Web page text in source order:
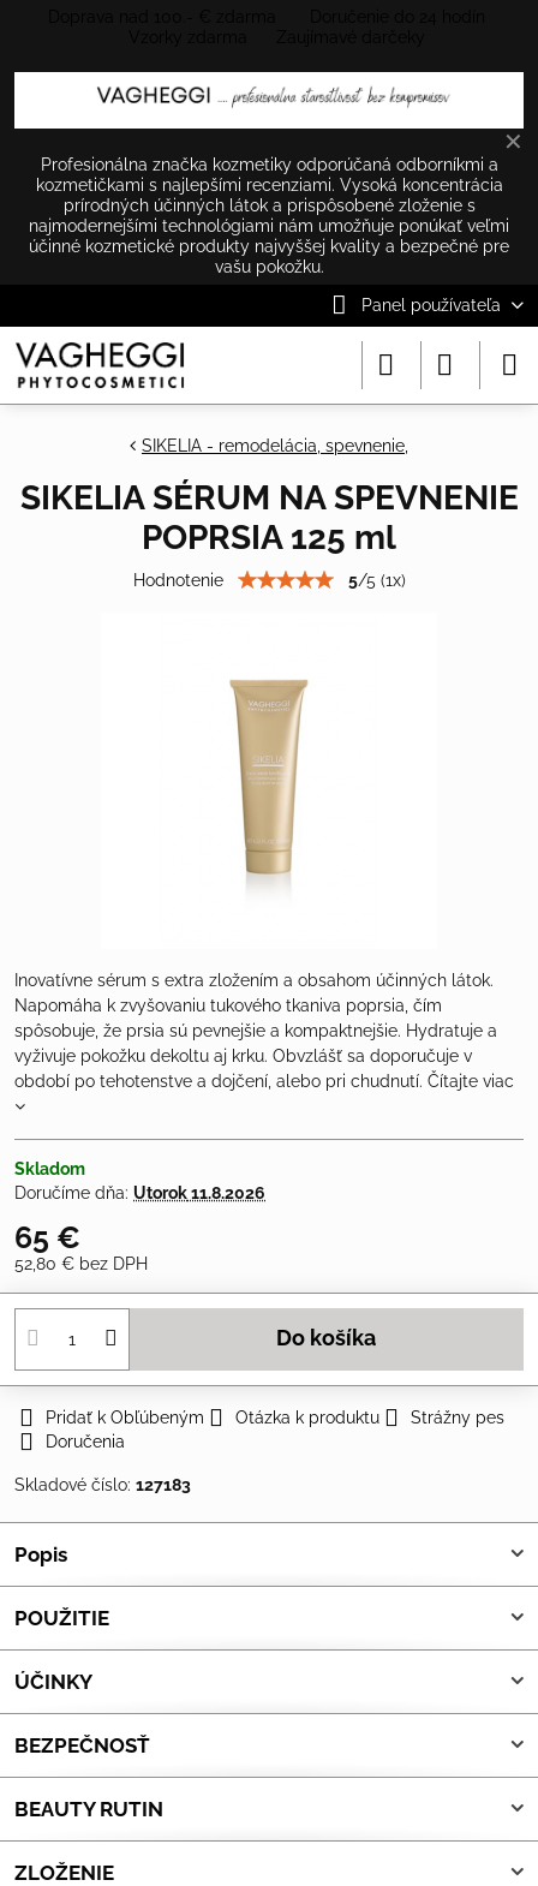
✕
Profesionálna značka kozmetiky odporúčaná odborníkmi a
kozmetičkami s najlepšími recenziami. Vysoká koncentrácia
prírodných účinných látok a prispôsobené zloženie s
najmodernejšími technológiami nám umožňuje ponúkať veľmi
účinné kozmetické produkty najvyššej kvality a bezpečné pre
vašu pokožku.
Panel používateľa
SIKELIA - remodelácia, spevnenie,
SIKELIA SÉRUM NA SPEVNENIE
POPRSIA 125 ml
Hodnotenie 5/5 (1x)
Inovatívne sérum s extra zložením a obsahom účinných látok.
Napomáha k zvyšovaniu tukového tkaniva poprsia, čím
spôsobuje, že prsia sú pevnejšie a kompaktnejšie. Hydratuje a
vyživuje pokožku dekoltu aj krku. Obvzlášť sa doporučuje v
období po tehotenstve a dojčení, alebo pri chudnutí. Čítajte viac
Skladom
Doručíme dňa: Utorok11.8.2026
65 €
52,80 € bez DPH
Do košíka
Pridať k Obľúbeným Otázka k produktu
Strážny pes
Doručenia
Skladové číslo: 127183
Popis
POUŽITIE
ÚČINKY
BEZPEČNOSŤ
BEAUTY RUTIN
ZLOŽENIE